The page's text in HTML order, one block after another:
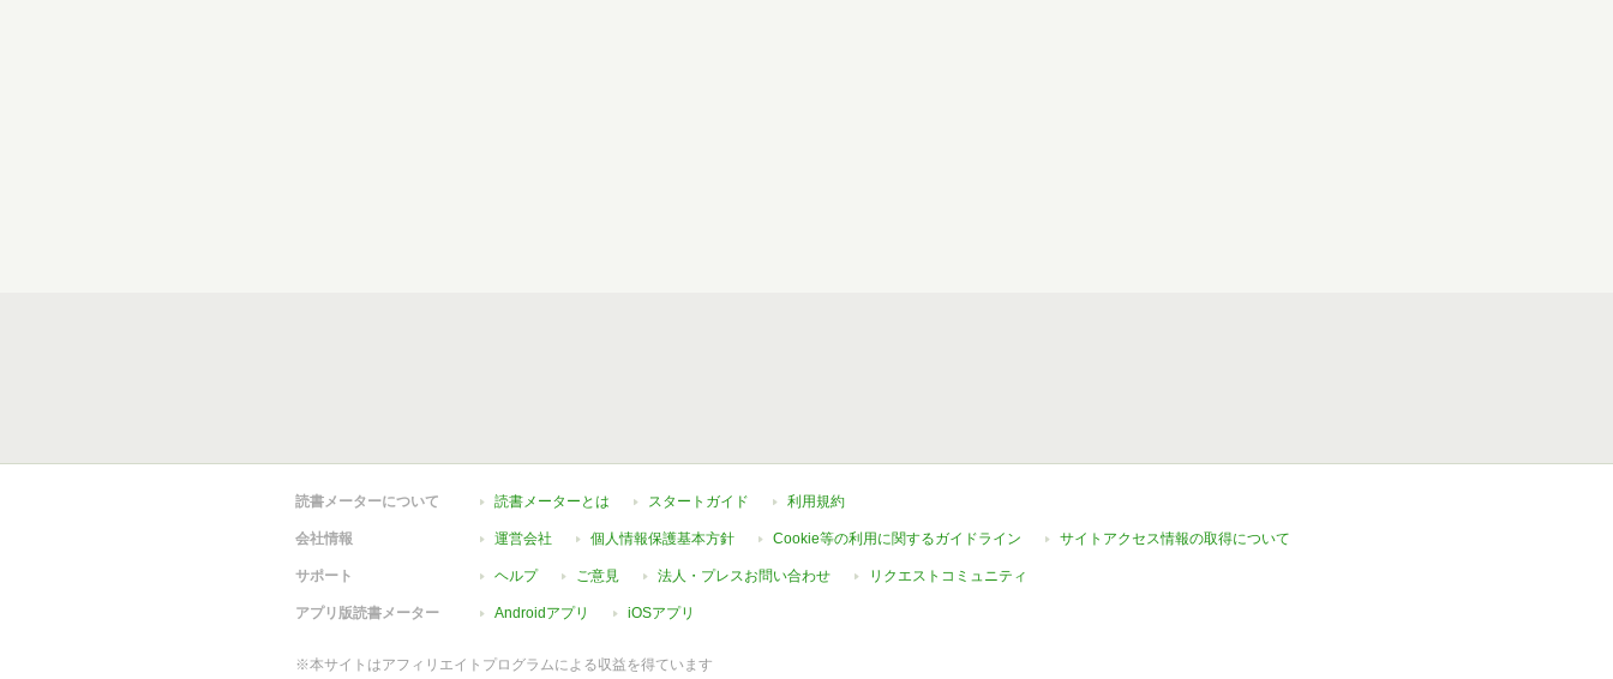
読書メーターについて 読書メーターとは スタートガイド 利用規約
会社情報 運営会社 個人情報保護基本方針 Cookie等の利用に関するガイドライン サイトアクセス情報の取得について
サポート ヘルプ ご意見 法人・プレスお問い合わせ リクエストコミュニティ
アプリ版読書メーター Androidアプリ iOSアプリ
※本サイトはアフィリエイトプログラムによる収益を得ています